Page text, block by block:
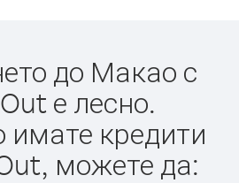
до Макао с
е лесно.
имате кредити
можете да: